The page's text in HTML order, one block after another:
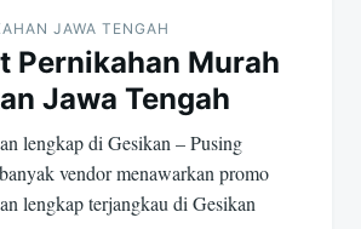
JAWA TENGAH
Pernikahan Murah
Jawa Tengah
lengkap di Gesikan – Pusing
vendor menawarkan promo
lengkap terjangkau di Gesikan